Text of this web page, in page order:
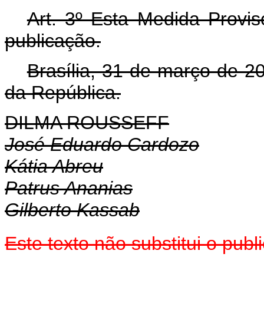
Art. 3º Esta Medida
publicação.
Brasília, 31 de março de
da República.
DILMA ROUSSEFF
José Eduardo Cardozo
Kátia Abreu
Patrus Ananias
Gilberto Kassab
Este texto não substitui o